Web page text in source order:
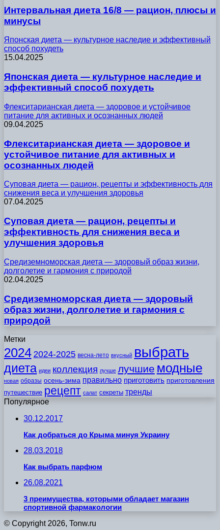
Интервальная диета 16/8 — рацион, плюсы и
минусы
Японская диета — культурное наследие и эффективный
способ похудеть
15.04.2025
Японская диета — культурное наследие и
эффективный способ похудеть
Флекситарианская диета — здоровое и устойчивое
питание для активных и осознанных людей
09.04.2025
Флекситарианская диета — здоровое и
устойчивое питание для активных и
осознанных людей
Суповая диета — рацион, рецепты и эффективность для
снижения веса и улучшения здоровья
07.04.2025
Суповая диета — рацион, рецепты и
эффективность для снижения веса и
улучшения здоровья
Средиземноморская диета — здоровый образ жизни,
долголетие и гармония с природой
02.04.2025
Средиземноморская диета — здоровый
образ жизни, долголетие и гармония с
природой
Метки
2024 2024-2025 весна-лето вкусный выбрать
диета идеи коллекция лучше лучшие модные
новая образы осень-зима правильно приготовить приготовления
путешествие рецепт салат секреты тренды
Популярное
30.12.2017
Как добраться до Крыма минуя Украину
28.03.2018
Как выбрать парфюм
26.08.2021
3 преимущества, которыми обладает магазин
спортивной фармакологии
© Copyright 2026, Tonw.ru